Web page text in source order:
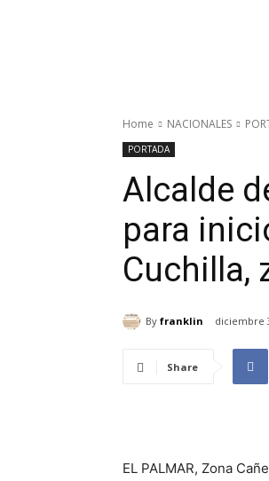
Home NACIONALES
PORTADA
Alcalde
para
Cuchilla,
By franklin diciembre
Share
EL PALMAR, Zona